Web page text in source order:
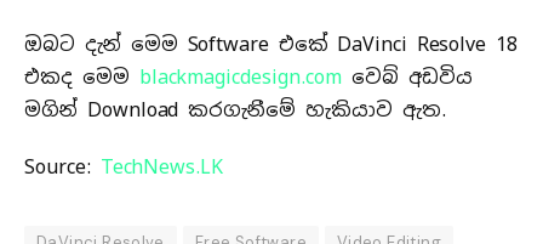
ඔබට දැන් මෙම Software එකේ DaVinci Resolve 18
එකද මෙම blackmagicdesign.comවෙබ් අඩවිය
මගින් Download කරගැනීමේ හැකියාව ඇත.
Source: TechNews.LK